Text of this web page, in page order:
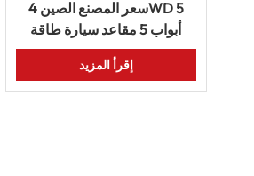
سعر المصنع الصين 4WD 5
أبواب 5 مقاعد سيارة طاقة
جديدة Zeekr كل جديد 001
كهربائية
إقرأ المزيد